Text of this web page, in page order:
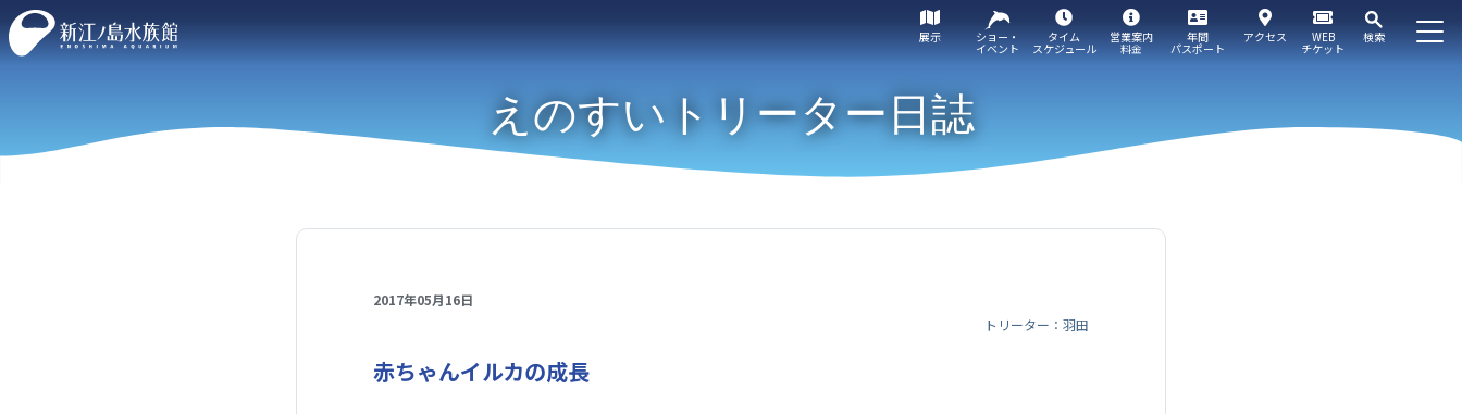
WEB
チケット
検索
展示 ショー・
イベント
タイム
スケジュール
営業案内
料金
年間
パスポート
アクセス
えのすいトリーター日誌
2017年05月16日
トリーター：羽田
赤ちゃんイルカの成長